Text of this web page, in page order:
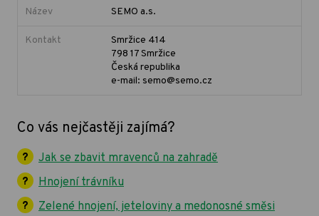
Název SEMO a.s.
Kontakt
Smržice 414
798 17 Smržice
Česká republika
e-mail: semo@semo.cz
Co vás nejčastěji zajímá?
Jak se zbavit mravenců na zahradě
Hnojení trávníku
Zelené hnojení, jeteloviny a medonosné směsi